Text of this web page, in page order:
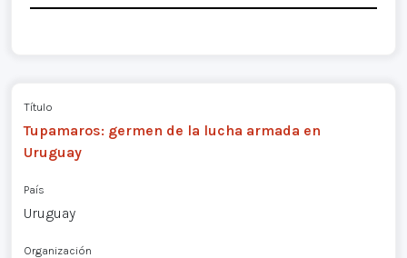
Título
Tupamaros: germen de la lucha armada en
Uruguay
País
Uruguay
Organización